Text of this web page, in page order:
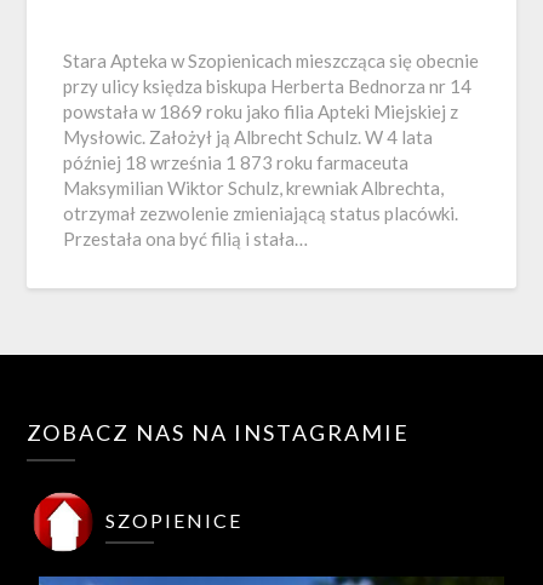
Stara Apteka w Szopienicach mieszcząca się obecnie
przy ulicy księdza biskupa Herberta Bednorza nr 14
powstała w 1869 roku jako filia Apteki Miej­skiej z
Mysłowic. Założył ją Albrecht Schulz. W 4 lata
później 18 września 1 873 roku far­maceuta
Maksymilian Wiktor Schulz, krew­niak Albrechta,
otrzymał zezwolenie zmie­niającą status placówki.
Przestała ona być filią i stała…
ZOBACZ NAS NA INSTAGRAMIE
SZOPIENICE